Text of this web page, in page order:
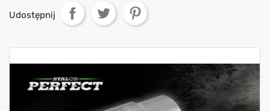
Udostępnij